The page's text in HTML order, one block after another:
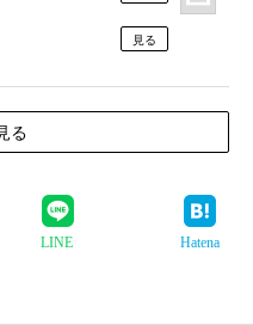
見る
る
LINE Hatena